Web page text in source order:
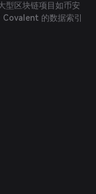
型区块链项目如币安
的数据索引